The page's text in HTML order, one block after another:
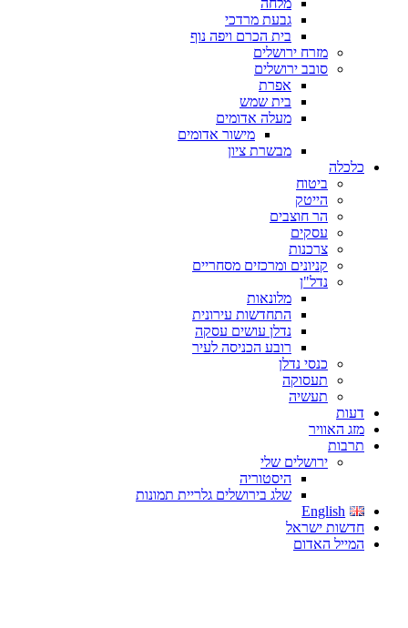
מלחה
גבעת מרדכי
בית הכרם ויפה נוף
מזרח ירושלים
סובב ירושלים
אפרת
בית שמש
מעלה אדומים
מישור אדומים
מבשרת ציון
כלכלה
ביטוח
הייטק
הר חוצבים
עסקים
צרכנות
קניונים ומרכזים מסחריים
נדל"ן
מלונאות
התחדשות עירונית
נדלן עושים עסקה
רובע הכניסה לעיר
כנסי נדלן
תעסוקה
תעשיה
דעות
מזג האוויר
תרבות
ירושלים שלי
היסטוריה
שלג בירושלים גלריית תמונות
English
חדשות ישראל
המייל האדום